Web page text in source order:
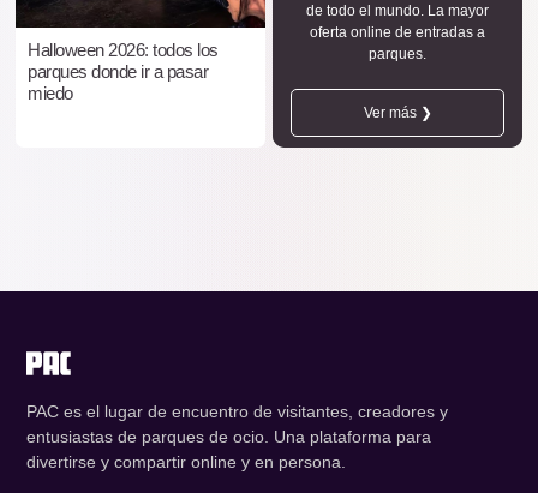
Halloween 2026: todos los
parques donde ir a pasar
miedo
de todo el mundo. La mayor
oferta online de entradas a
parques.
Ver más ❯
PAC es el lugar de encuentro de visitantes, creadores y
entusiastas de parques de ocio. Una plataforma para
divertirse y compartir online y en persona.